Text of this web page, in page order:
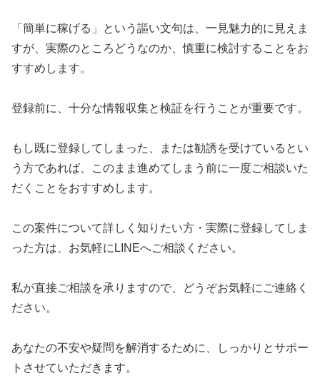
「簡単に稼げる」という謳い文句は、一見魅力的に見えま
すが、実際のところどうなのか、慎重に検討することをお
すすめします。
登録前に、十分な情報収集と検証を行うことが重要です。
もし既に登録してしまった、または勧誘を受けているとい
う方であれば、このまま進めてしまう前に一度ご相談いた
だくことをおすすめします。
この案件について詳しく知りたい方・実際に登録してしま
った方は、お気軽にLINEへご相談ください。
私が直接ご相談を承りますので、どうぞお気軽にご連絡く
ださい。
あなたの不安や疑問を解消するために、しっかりとサポー
トさせていただきます。